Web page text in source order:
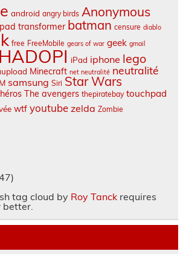
android angry birds Anonymous
transformer batman censure diablo
free FreeMobile gears of war geek gmail
HADOPI iPad iphone lego
Minecraft net neutralité neutralité
samsung Siri Star Wars
The avengers thepiratebay touchpad
wtf youtube zelda Zombie
tag cloud by Roy Tanckrequires